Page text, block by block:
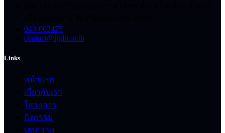
043-002475
contact@igdn.or.th
Links
หน้าแรก
เกี่ยวกับเรา
โครงการ
กิจกรรม
บทความ